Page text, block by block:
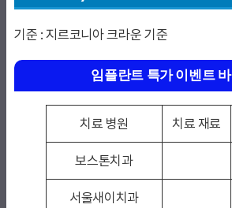
기준 : 지르코니아 크라운 기준
임플란트 특가 이벤트 바
치료 병원 치료 재료
보스톤치과
서울새이치과